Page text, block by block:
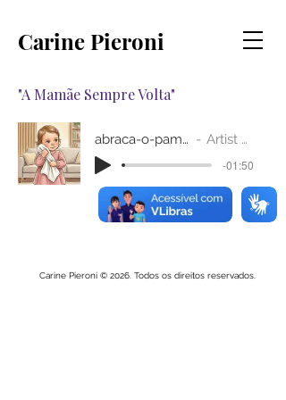
Carine Pieroni
"A Mamãe Sempre Volta"
abraca-o-pam-novelo Artist Name
-01:50
Carine Pieroni © 2026. Todos os direitos reservados.